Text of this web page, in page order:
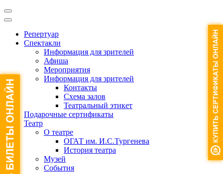
Репертуар
Спектакли
Информация для зрителей
Афиша
Мероприятия
Информация для зрителей
Контакты
Схема залов
Театральный этикет
Подарочные сертификаты
Театр
О театре
ОГАТ им. И.С.Тургенева
История театра
Музей
События